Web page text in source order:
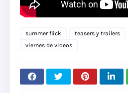
summer flick teasers y trailers
viernes de videos